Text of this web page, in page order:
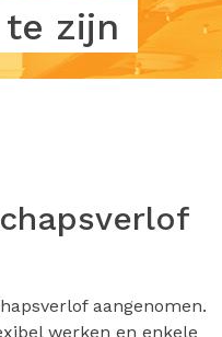
zijn
aangenomen.
werken en enkele